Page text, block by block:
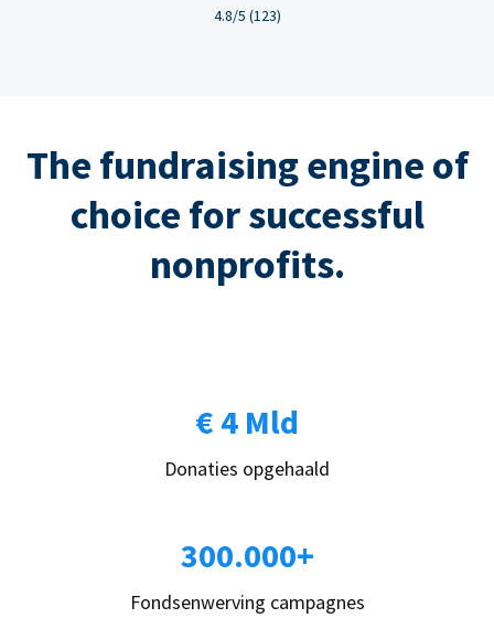
4.8/5 (123)
The fundraising engine of
choice for successful
nonprofits.
€ 4 Mld
Donaties opgehaald
300.000+
Fondsenwerving campagnes